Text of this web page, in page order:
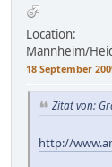
Location:
Mannheim/
18 September
Zitat von:
http://